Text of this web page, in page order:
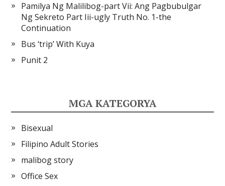
Pamilya Ng Malilibog-part Vii: Ang Pagbubulgar
Ng Sekreto Part Iii-ugly Truth No. 1-the
Continuation
Bus ‘trip’ With Kuya
Punit 2
MGA KATEGORYA
Bisexual
Filipino Adult Stories
malibog story
Office Sex